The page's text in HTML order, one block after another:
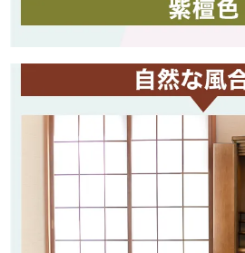
レイアウトを自由
本尊台と須弥壇の一段
取り外すことができ、 大
掛軸などもご安置すること